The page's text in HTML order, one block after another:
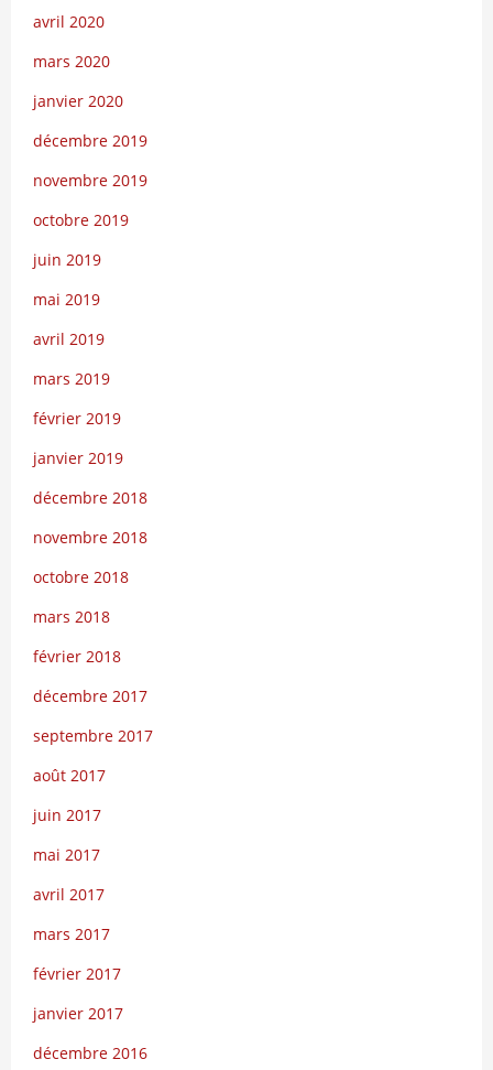
avril 2020
mars 2020
janvier 2020
décembre 2019
novembre 2019
octobre 2019
juin 2019
mai 2019
avril 2019
mars 2019
février 2019
janvier 2019
décembre 2018
novembre 2018
octobre 2018
mars 2018
février 2018
décembre 2017
septembre 2017
août 2017
juin 2017
mai 2017
avril 2017
mars 2017
février 2017
janvier 2017
décembre 2016